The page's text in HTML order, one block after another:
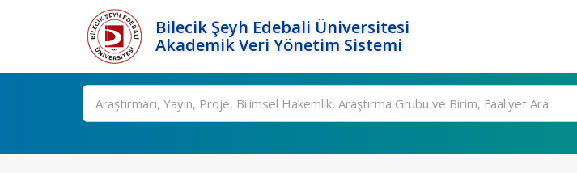
Bilecik Şeyh Edebali Üniversitesi
Akademik Veri Yönetim Sistemi
Ara